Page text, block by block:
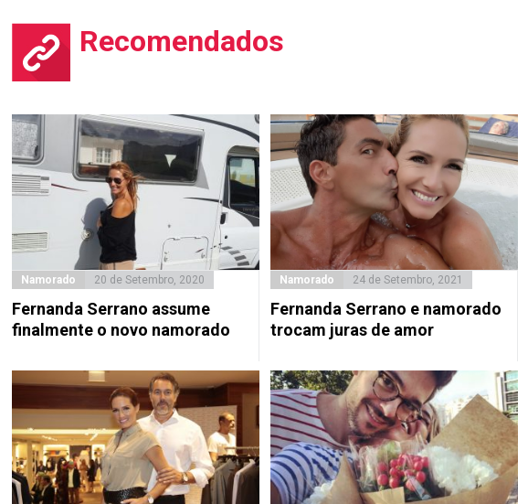
Recomendados
Namorado 20 de Setembro, 2020
Fernanda Serrano assume
finalmente o novo namorado
Namorado 24 de Setembro, 2021
Fernanda Serrano e namorado
trocam juras de amor